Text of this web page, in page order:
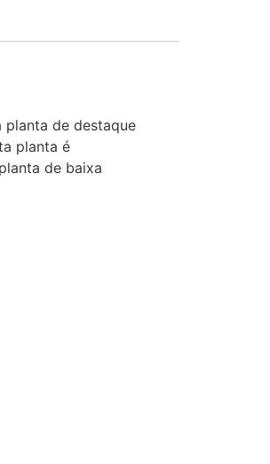
planta de destaque
planta é
de baixa